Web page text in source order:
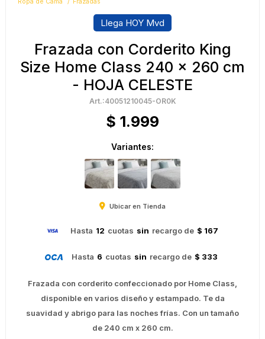
Ropa de Cama Frazadas
Llega HOY Mvd
Frazada con Corderito King
Size Home Class 240 x 260 cm
- HOJA CELESTE
40051210045-OR0K
$ 1.999
Variantes:
Ubicar en Tienda
Hasta 12 cuotas sin recargo de $ 167
Hasta 6 cuotas sin recargo de $ 333
Frazada con corderito confeccionado por Home Class,
disponible en varios diseño y estampado. Te da
suavidad y abrigo para las noches frías. Con un tamaño
de 240 cm x 260 cm.